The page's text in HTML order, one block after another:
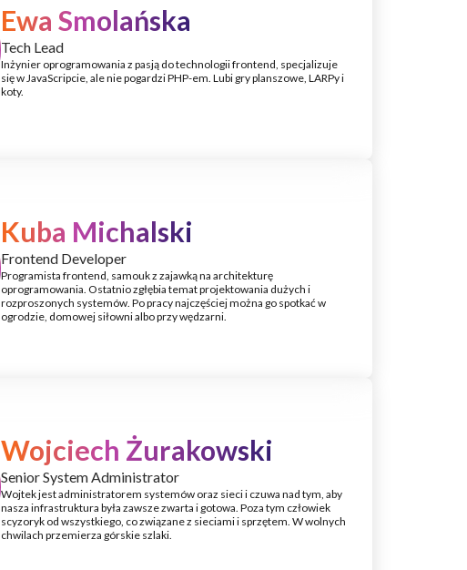
Ewa Smolańska
Tech Lead
Inżynier oprogramowania z pasją do technologii frontend, specjalizuje
się w JavaScripcie, ale nie pogardzi PHP-em. Lubi gry planszowe, LARPy i
koty.
Kuba Michalski
Frontend Developer
Programista frontend, samouk z zajawką na architekturę
oprogramowania. Ostatnio zgłębia temat projektowania dużych i
rozproszonych systemów. Po pracy najczęściej można go spotkać w
ogrodzie, domowej siłowni albo przy wędzarni.
Wojciech Żurakowski
Senior System Administrator
Wojtek jest administratorem systemów oraz sieci i czuwa nad tym, aby
nasza infrastruktura była zawsze zwarta i gotowa. Poza tym człowiek
scyzoryk od wszystkiego, co związane z sieciami i sprzętem. W wolnych
chwilach przemierza górskie szlaki.